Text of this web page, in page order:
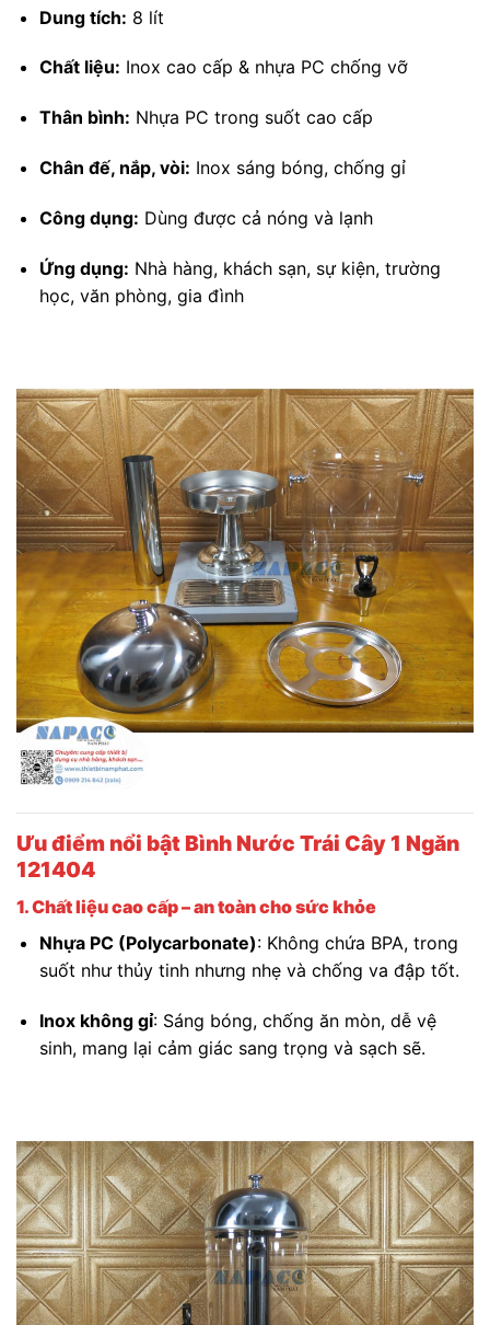
Dung tích: 8 lít
Chất liệu: Inox cao cấp & nhựa PC chống vỡ
Thân bình: Nhựa PC trong suốt cao cấp
Chân đế, nắp, vòi: Inox sáng bóng, chống gỉ
Công dụng: Dùng được cả nóng và lạnh
Ứng dụng: Nhà hàng, khách sạn, sự kiện, trường
học, văn phòng, gia đình
Ưu điểm nổi bật Bình Nước Trái Cây 1 Ngăn
121404
1. Chất liệu cao cấp – an toàn cho sức khỏe
Nhựa PC (Polycarbonate): Không chứa BPA, trong
suốt như thủy tinh nhưng nhẹ và chống va đập tốt.
Inox không gỉ: Sáng bóng, chống ăn mòn, dễ vệ
sinh, mang lại cảm giác sang trọng và sạch sẽ.